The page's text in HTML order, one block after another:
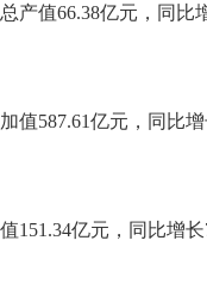
产值66.38亿元，同比
值587.61亿元，同比增
151.34亿元，同比增长